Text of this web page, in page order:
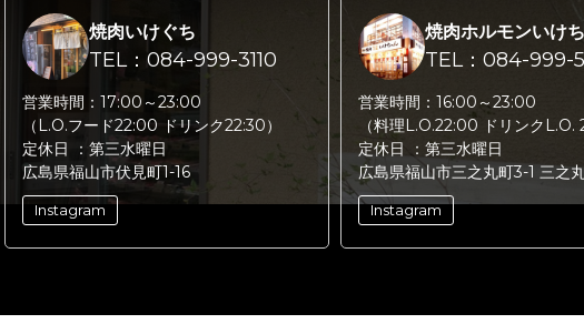
焼肉いけぐち
TEL：084-999-3110
営業時間： 17:00～23:00
（L.O.フード22:00 ドリンク22:30）
定休日 ： 第三水曜日
広島県福山市伏見町1-16
Instagram
焼肉ホルモンいけ
TEL：084-999-
営業時間： 16:00～23:00
（料理L.O.22:00 ドリンクL.O.
定休日 ： 第三水曜日
広島県福山市三之丸町3-1 三之
Instagram